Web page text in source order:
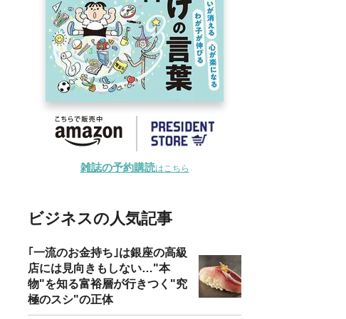
雑誌の予約購読はこちら
ビジネスの人気記事
｢一流のお金持ち｣は銀座の高級
店には見向きもしない…"本
物"を知る富裕層が行きつく"究
極のスシ"の正体